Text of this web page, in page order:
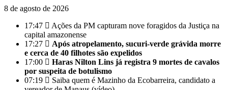
8 de agosto de 2026
17:47
Ações da PM capturam nove foragidos da Justiça na
capital amazonense
17:27
Após atropelamento, sucuri-verde grávida morre
e cerca de 40 filhotes são expelidos
17:00
Haras Nilton Lins já registra 9 mortes de cavalos
por suspeita de botulismo
07:19
Saiba quem é Mazinho da Ecobarreira, candidato a